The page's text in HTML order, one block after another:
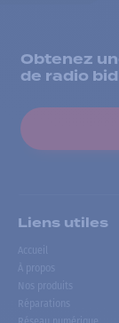
Obtenez
de radio
Liens utiles
Accueil
À propos
Nos produits
Réparations